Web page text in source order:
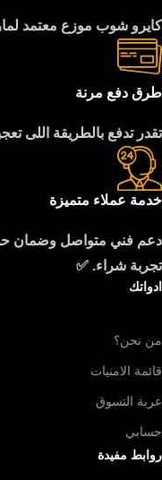
كايرو شوب موزع معتمد
طرق دفع مرنة
تقدر تدفع بالطريقة اللى
خدمة عملاء متميزة
دعم فني متواصل وضمان
تجربة شراء. ✅
ادواتك
من نحن؟
قائمة الامنيات
عربة التسوق
حسابي
روابط مفيدة